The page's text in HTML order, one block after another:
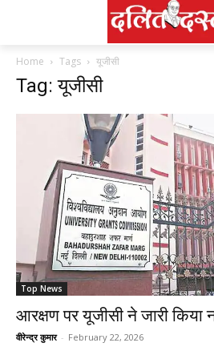
Home Tags यूजीसी
Tag: यूजीसी
Top News
आरक्षण पर यूजीसी ने जारी किया
वीरेन्द्र कुमार - February 22, 2026